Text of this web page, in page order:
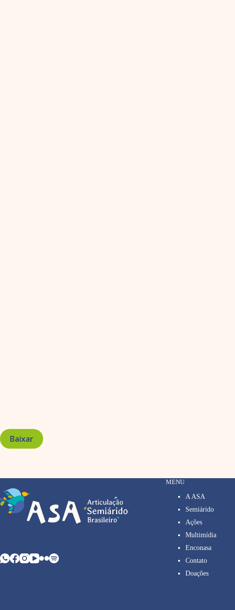
Baixar
MENU
A ASA
Semiárido
Ações
Multimídia
Enconasa
Contato
Doações